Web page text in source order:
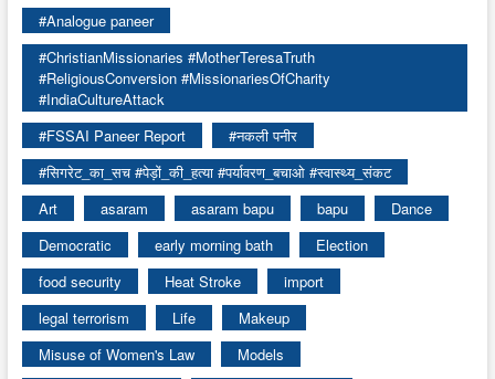
#Analogue paneer
#ChristianMissionaries #MotherTeresaTruth
#ReligiousConversion #MissionariesOfCharity
#IndiaCultureAttack
#FSSAI Paneer Report
#नकली पनीर
#सिगरेट_का_सच #पेड़ों_की_हत्या #पर्यावरण_बचाओ #स्वास्थ्य_संकट
Art
asaram asaram bapu bapu
Dance
Democratic
early morning bath
Election
food security
Heat Stroke
import
legal terrorism
Life
Makeup
Misuse of Women's Law
Models